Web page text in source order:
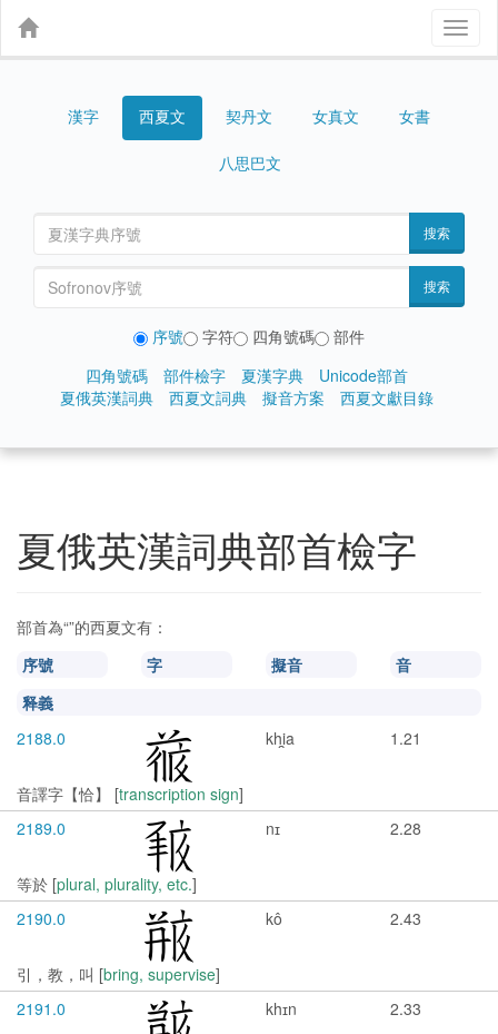
漢字 西夏文 契丹文 女真文 女書
八思巴文
搜索
搜索
序號 字符 四角號碼
部件
四角號碼
部件檢字 夏漢字典
Unicode部首
夏俄英漢詞典
西夏文詞典 擬音方案 西夏文獻目錄
夏俄英漢詞典部首檢字
部首為“”的西夏文有：
序號
字 擬音
音
释義
2188.0
khi̯a 1.21
音譯字【恰】 [transcription sign]
2189.0
nɪ 2.28
等於 [plural, plurality, etc.]
2190.0
kô 2.43
引，教，叫 [bring, supervise]
2191.0
khɪn 2.33